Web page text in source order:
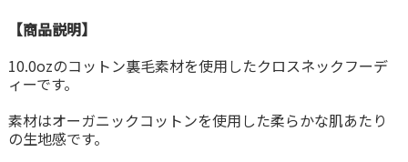
【商品説明】
10.0ozのコットン裏毛素材を使用したクロスネックフーデ
ィーです。
素材はオーガニックコットンを使用した柔らかな肌あたり
の生地感です。